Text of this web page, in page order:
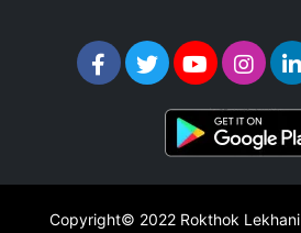
Copyright© 2022 Rokthok Lekhani